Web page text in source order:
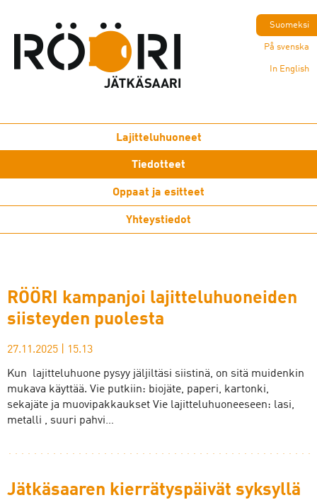
Suomeksi
På svenska
In English
Lajitteluhuoneet
Tiedotteet
Oppaat ja esitteet
Yhteystiedot
RÖÖRI kampanjoi lajitteluhuoneiden
siisteyden puolesta
27.11.2025 15.13
Kun lajitteluhuone pysyy jäljiltäsi siistinä, on sitä muidenkin
mukava käyttää. Vie putkiin: biojäte, paperi, kartonki,
sekajäte ja muovipakkaukset Vie lajitteluhuoneeseen: lasi,
metalli , suuri pahvi…
Jätkäsaaren kierrätyspäivät syksyllä